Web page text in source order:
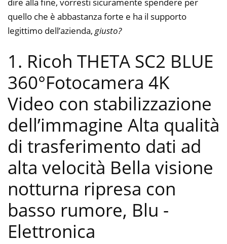
quello che è abbastanza forte e ha il supporto
legittimo dell’azienda, giusto?
1. Ricoh THETA SC2 BLUE
360°Fotocamera 4K
Video con stabilizzazione
dell’immagine Alta qualità
di trasferimento dati ad
alta velocità Bella visione
notturna ripresa con
basso rumore, Blu -
Elettronica